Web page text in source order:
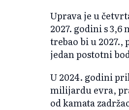
Uprava je u
2027. godini s
trebao bi u
jedan postotni
U 2024. godini
milijardu evra,
od kamata